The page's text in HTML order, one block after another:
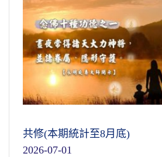
共修(本期統計至8月底)
2026-07-01